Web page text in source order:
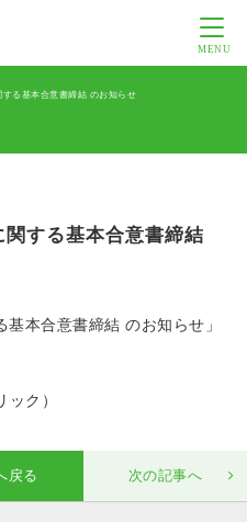
MENU
る基本合意書締結 のお知らせ
する基本合意書締結
基本合意書締結 のお知らせ」
ク）
次の記事へ
戻る